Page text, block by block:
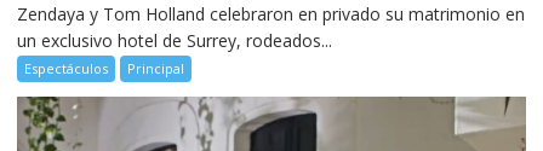
Zendaya y Tom Holland celebraron en privado su matrimonio en
un exclusivo hotel de Surrey, rodeados...
Espectáculos Principal